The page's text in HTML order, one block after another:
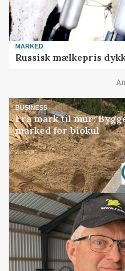
MARKED
Russisk mælkepris
BUSINESS
Fra mark til mur:
marked for biokul